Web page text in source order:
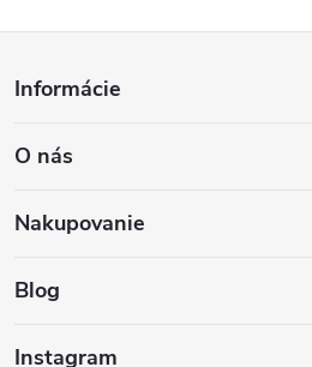
p
ä
Informácie
O nás
Nakupovanie
Blog
Instagram